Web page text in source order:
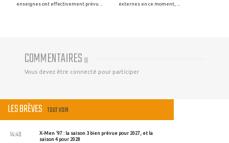
enseignes ont effectivement prévu ...
externes en ce moment, ...
COMMENTAIRES (0)
Vous devez être connecté pour participer
LES BRÈVES TOUT VOIR
X-Men '97 : la saison 3 bien prévue pour 2027, et la
saison 4 pour 2028
14:40